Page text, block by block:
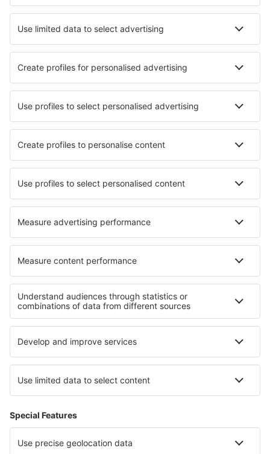
Hoteluri în Stummerberg Hoteluri în Neustift im Stubaital
Hoteluri în Bad Sankt Leonhard im Lavanttal
Cele mai bune hoteluri - orașe
Hoteluri în Bühler Hoteluri în Alandroal
Hoteluri în Mirano Hoteluri în Großgundertshausen
Hoteluri în Thimphu Hoteluri în Columbia
Cele mai bune hoteluri - regiuni
Hoteluri in Neusiedlersee Hoteluri in Wachau
Hoteluri in Grossarltal Hoteluri în Bad Mittendorf
Hoteluri în Obertauern Hoteluri În Brașov județul
Hoteluri in Osorno Province Hoteluri in Peninsula Sinai